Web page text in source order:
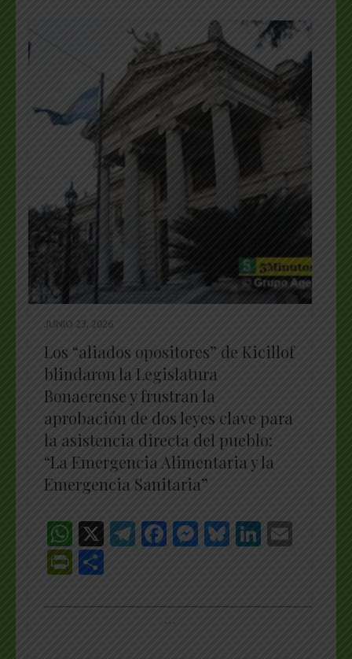
JUNIO 23, 2026
Los “aliados opositores” de Kicillof
blindaron la Legislatura
Bonaerense y frustran la
aprobación de dos leyes clave para
la asistencia directa del pueblo:
“La Emergencia Alimentaria y la
Emergencia Sanitaria”
WhatsApp
X Telegram
Facebook
Messenger
Bluesky
PrintFriendly
…